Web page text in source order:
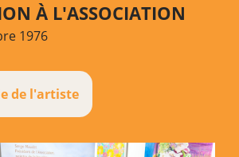
À L'ASSOCIATION
1976
de l'artiste